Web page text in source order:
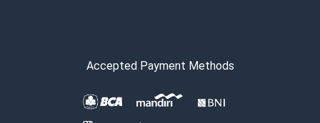
Accepted Payment Methods